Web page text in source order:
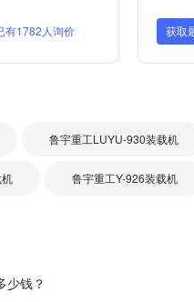
有1782人询价 获取
鲁宇重工LUYU-930装载机
鲁宇重工Y-926装载机
少钱？